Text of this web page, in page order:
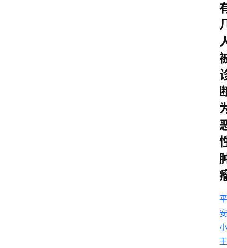
平
安
小
王